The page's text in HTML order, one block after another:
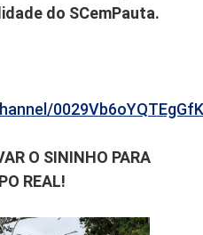
do SCemPauta.
O SININHO PARA
REAL!